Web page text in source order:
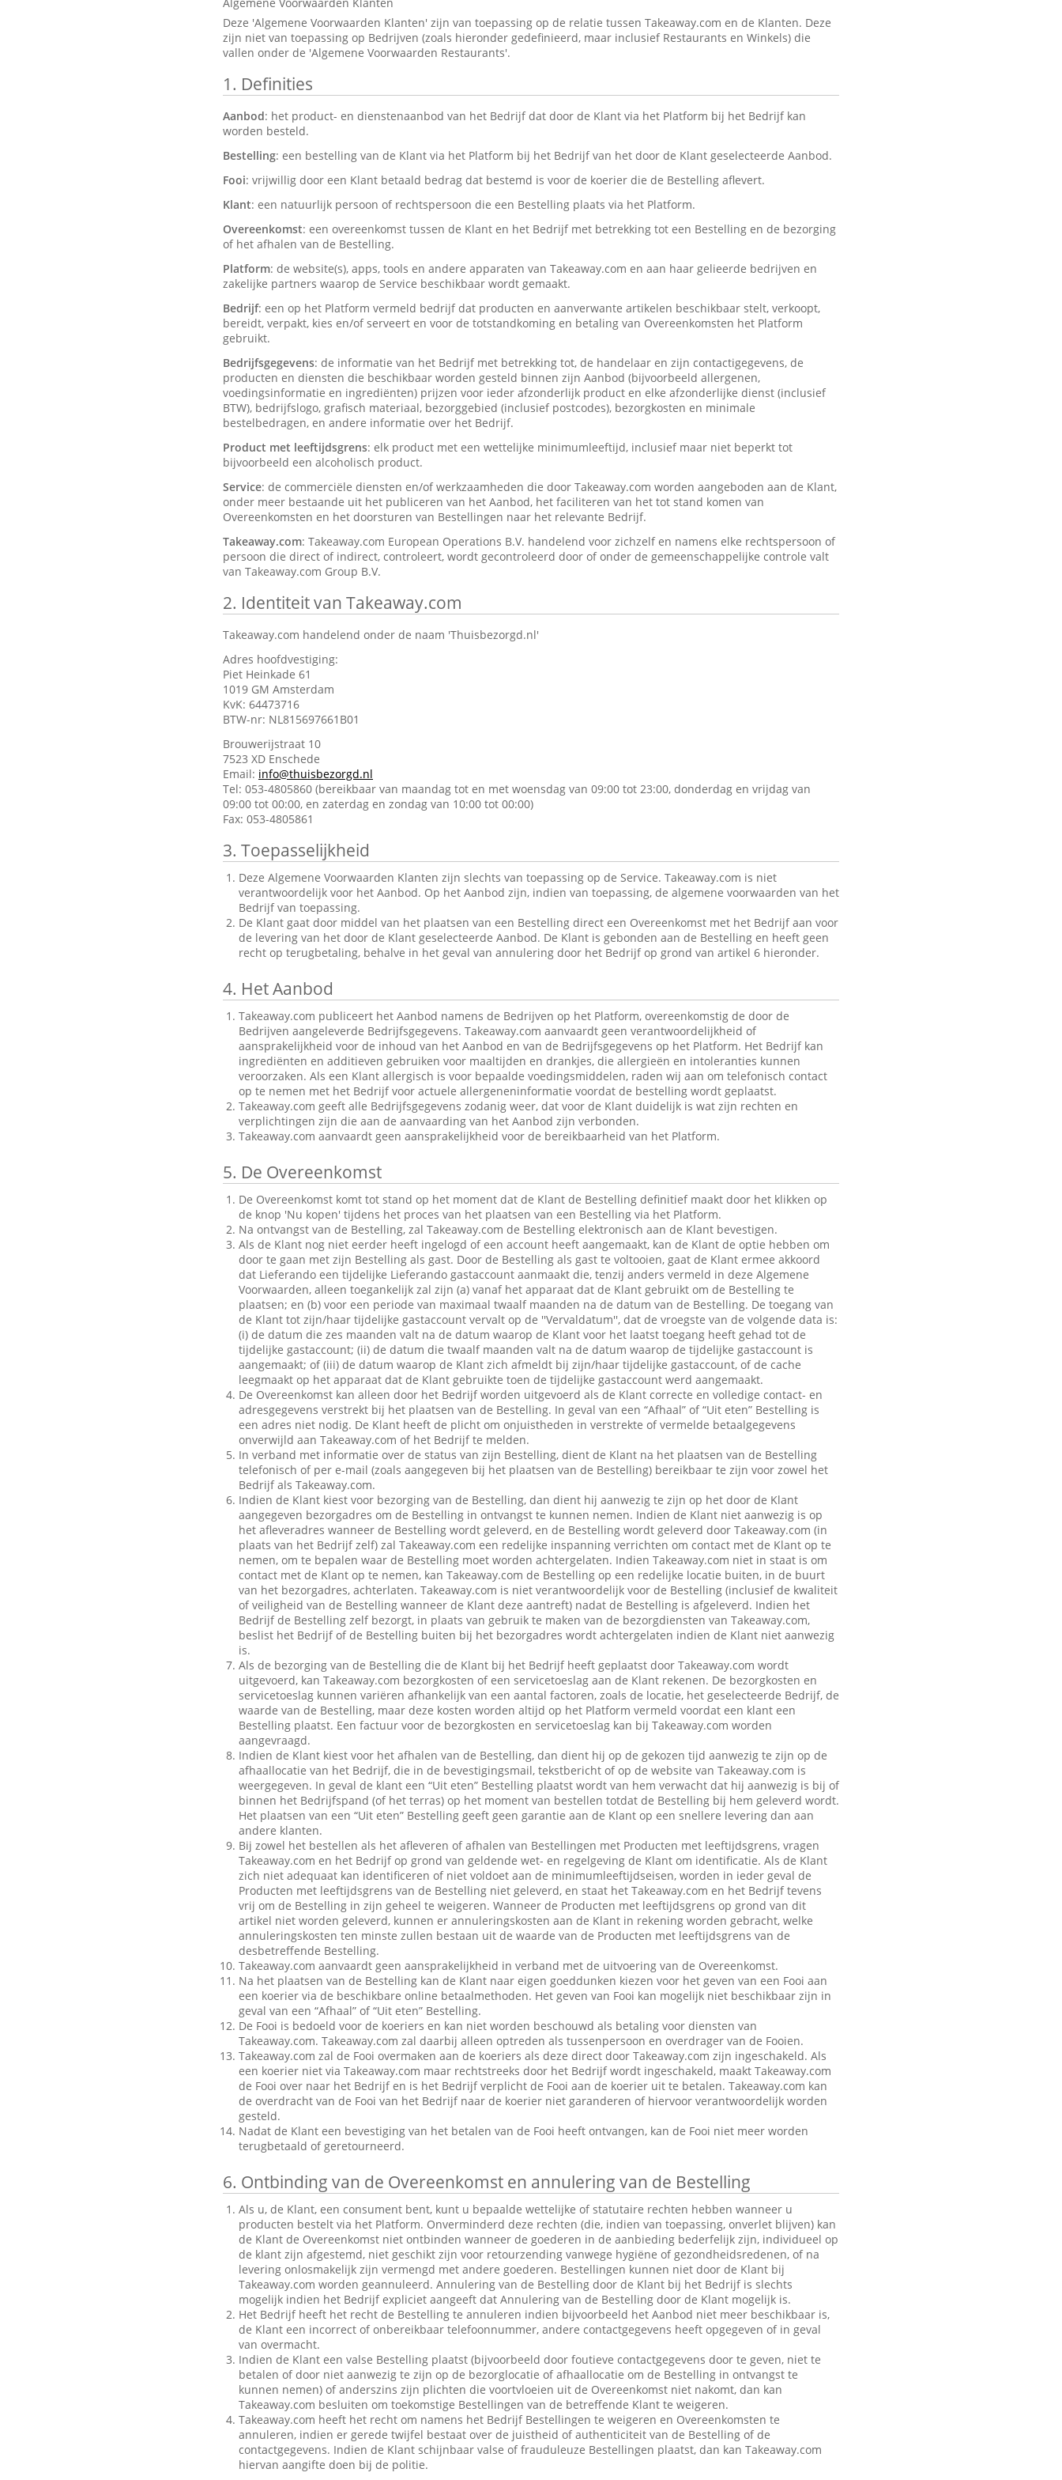
Deze 'Algemene Voorwaarden Klanten' zijn van toepassing op de relatie tussen Takeaway.com en de Klanten. Deze
zijn niet van toepassing op Bedrijven (zoals hieronder gedefinieerd, maar inclusief Restaurants en Winkels) die
vallen onder de 'Algemene Voorwaarden Restaurants'.
1. Definities
Aanbod: het product- en dienstenaanbod van het Bedrijf dat door de Klant via het Platform bij het Bedrijf kan
worden besteld.
Bestelling: een bestelling van de Klant via het Platform bij het Bedrijf van het door de Klant geselecteerde Aanbod.
Fooi: vrijwillig door een Klant betaald bedrag dat bestemd is voor de koerier die de Bestelling aflevert.
Klant: een natuurlijk persoon of rechtspersoon die een Bestelling plaats via het Platform.
Overeenkomst: een overeenkomst tussen de Klant en het Bedrijf met betrekking tot een Bestelling en de bezorging
of het afhalen van de Bestelling.
Platform: de website(s), apps, tools en andere apparaten van Takeaway.com en aan haar gelieerde bedrijven en
zakelijke partners waarop de Service beschikbaar wordt gemaakt.
Bedrijf: een op het Platform vermeld bedrijf dat producten en aanverwante artikelen beschikbaar stelt, verkoopt,
bereidt, verpakt, kies en/of serveert en voor de totstandkoming en betaling van Overeenkomsten het Platform
gebruikt.
Bedrijfsgegevens: de informatie van het Bedrijf met betrekking tot, de handelaar en zijn contactigegevens, de
producten en diensten die beschikbaar worden gesteld binnen zijn Aanbod (bijvoorbeeld allergenen,
voedingsinformatie en ingrediënten) prijzen voor ieder afzonderlijk product en elke afzonderlijke dienst (inclusief
BTW), bedrijfslogo, grafisch materiaal, bezorggebied (inclusief postcodes), bezorgkosten en minimale
bestelbedragen, en andere informatie over het Bedrijf.
Product met leeftijdsgrens: elk product met een wettelijke minimumleeftijd, inclusief maar niet beperkt tot
bijvoorbeeld een alcoholisch product.
Service: de commerciële diensten en/of werkzaamheden die door Takeaway.com worden aangeboden aan de Klant,
onder meer bestaande uit het publiceren van het Aanbod, het faciliteren van het tot stand komen van
Overeenkomsten en het doorsturen van Bestellingen naar het relevante Bedrijf.
Takeaway.com: Takeaway.com European Operations B.V. handelend voor zichzelf en namens elke rechtspersoon of
persoon die direct of indirect, controleert, wordt gecontroleerd door of onder de gemeenschappelijke controle valt
van Takeaway.com Group B.V.
2. Identiteit van Takeaway.com
Takeaway.com handelend onder de naam 'Thuisbezorgd.nl'
Adres hoofdvestiging:
Piet Heinkade 61
1019 GM Amsterdam
KvK: 64473716
BTW-nr: NL815697661B01
Brouwerijstraat 10
7523 XD Enschede
Email: info@thuisbezorgd.nl
Tel: 053-4805860 (bereikbaar van maandag tot en met woensdag van 09:00 tot 23:00, donderdag en vrijdag van
09:00 tot 00:00, en zaterdag en zondag van 10:00 tot 00:00)
Fax: 053-4805861
3. Toepasselijkheid
Deze Algemene Voorwaarden Klanten zijn slechts van toepassing op de Service. Takeaway.com is niet
verantwoordelijk voor het Aanbod. Op het Aanbod zijn, indien van toepassing, de algemene voorwaarden van het
Bedrijf van toepassing.
De Klant gaat door middel van het plaatsen van een Bestelling direct een Overeenkomst met het Bedrijf aan voor
de levering van het door de Klant geselecteerde Aanbod. De Klant is gebonden aan de Bestelling en heeft geen
recht op terugbetaling, behalve in het geval van annulering door het Bedrijf op grond van artikel 6 hieronder.
4. Het Aanbod
Takeaway.com publiceert het Aanbod namens de Bedrijven op het Platform, overeenkomstig de door de
Bedrijven aangeleverde Bedrijfsgegevens. Takeaway.com aanvaardt geen verantwoordelijkheid of
aansprakelijkheid voor de inhoud van het Aanbod en van de Bedrijfsgegevens op het Platform. Het Bedrijf kan
ingrediënten en additieven gebruiken voor maaltijden en drankjes, die allergieën en intoleranties kunnen
veroorzaken. Als een Klant allergisch is voor bepaalde voedingsmiddelen, raden wij aan om telefonisch contact
op te nemen met het Bedrijf voor actuele allergeneninformatie voordat de bestelling wordt geplaatst.
Takeaway.com geeft alle Bedrijfsgegevens zodanig weer, dat voor de Klant duidelijk is wat zijn rechten en
verplichtingen zijn die aan de aanvaarding van het Aanbod zijn verbonden.
Takeaway.com aanvaardt geen aansprakelijkheid voor de bereikbaarheid van het Platform.
5. De Overeenkomst
De Overeenkomst komt tot stand op het moment dat de Klant de Bestelling definitief maakt door het klikken op
de knop 'Nu kopen' tijdens het proces van het plaatsen van een Bestelling via het Platform.
Na ontvangst van de Bestelling, zal Takeaway.com de Bestelling elektronisch aan de Klant bevestigen.
Als de Klant nog niet eerder heeft ingelogd of een account heeft aangemaakt, kan de Klant de optie hebben om
door te gaan met zijn Bestelling als gast. Door de Bestelling als gast te voltooien, gaat de Klant ermee akkoord
dat Lieferando een tijdelijke Lieferando gastaccount aanmaakt die, tenzij anders vermeld in deze Algemene
Voorwaarden, alleen toegankelijk zal zijn (a) vanaf het apparaat dat de Klant gebruikt om de Bestelling te
plaatsen; en (b) voor een periode van maximaal twaalf maanden na de datum van de Bestelling. De toegang van
de Klant tot zijn/haar tijdelijke gastaccount vervalt op de ''Vervaldatum'', dat de vroegste van de volgende data is:
(i) de datum die zes maanden valt na de datum waarop de Klant voor het laatst toegang heeft gehad tot de
tijdelijke gastaccount; (ii) de datum die twaalf maanden valt na de datum waarop de tijdelijke gastaccount is
aangemaakt; of (iii) de datum waarop de Klant zich afmeldt bij zijn/haar tijdelijke gastaccount, of de cache
leegmaakt op het apparaat dat de Klant gebruikte toen de tijdelijke gastaccount werd aangemaakt.
De Overeenkomst kan alleen door het Bedrijf worden uitgevoerd als de Klant correcte en volledige contact- en
adresgegevens verstrekt bij het plaatsen van de Bestelling. In geval van een “Afhaal” of “Uit eten” Bestelling is
een adres niet nodig. De Klant heeft de plicht om onjuistheden in verstrekte of vermelde betaalgegevens
onverwijld aan Takeaway.com of het Bedrijf te melden.
In verband met informatie over de status van zijn Bestelling, dient de Klant na het plaatsen van de Bestelling
telefonisch of per e-mail (zoals aangegeven bij het plaatsen van de Bestelling) bereikbaar te zijn voor zowel het
Bedrijf als Takeaway.com.
Indien de Klant kiest voor bezorging van de Bestelling, dan dient hij aanwezig te zijn op het door de Klant
aangegeven bezorgadres om de Bestelling in ontvangst te kunnen nemen. Indien de Klant niet aanwezig is op
het afleveradres wanneer de Bestelling wordt geleverd, en de Bestelling wordt geleverd door Takeaway.com (in
plaats van het Bedrijf zelf) zal Takeaway.com een redelijke inspanning verrichten om contact met de Klant op te
nemen, om te bepalen waar de Bestelling moet worden achtergelaten. Indien Takeaway.com niet in staat is om
contact met de Klant op te nemen, kan Takeaway.com de Bestelling op een redelijke locatie buiten, in de buurt
van het bezorgadres, achterlaten. Takeaway.com is niet verantwoordelijk voor de Bestelling (inclusief de kwaliteit
of veiligheid van de Bestelling wanneer de Klant deze aantreft) nadat de Bestelling is afgeleverd. Indien het
Bedrijf de Bestelling zelf bezorgt, in plaats van gebruik te maken van de bezorgdiensten van Takeaway.com,
beslist het Bedrijf of de Bestelling buiten bij het bezorgadres wordt achtergelaten indien de Klant niet aanwezig
is.
Als de bezorging van de Bestelling die de Klant bij het Bedrijf heeft geplaatst door Takeaway.com wordt
uitgevoerd, kan Takeaway.com bezorgkosten of een servicetoeslag aan de Klant rekenen. De bezorgkosten en
servicetoeslag kunnen variëren afhankelijk van een aantal factoren, zoals de locatie, het geselecteerde Bedrijf, de
waarde van de Bestelling, maar deze kosten worden altijd op het Platform vermeld voordat een klant een
Bestelling plaatst. Een factuur voor de bezorgkosten en servicetoeslag kan bij Takeaway.com worden
aangevraagd.
Indien de Klant kiest voor het afhalen van de Bestelling, dan dient hij op de gekozen tijd aanwezig te zijn op de
afhaallocatie van het Bedrijf, die in de bevestigingsmail, tekstbericht of op de website van Takeaway.com is
weergegeven. In geval de klant een “Uit eten” Bestelling plaatst wordt van hem verwacht dat hij aanwezig is bij of
binnen het Bedrijfspand (of het terras) op het moment van bestellen totdat de Bestelling bij hem geleverd wordt.
Het plaatsen van een “Uit eten” Bestelling geeft geen garantie aan de Klant op een snellere levering dan aan
andere klanten.
Bij zowel het bestellen als het afleveren of afhalen van Bestellingen met Producten met leeftijdsgrens, vragen
Takeaway.com en het Bedrijf op grond van geldende wet- en regelgeving de Klant om identificatie. Als de Klant
zich niet adequaat kan identificeren of niet voldoet aan de minimumleeftijdseisen, worden in ieder geval de
Producten met leeftijdsgrens van de Bestelling niet geleverd, en staat het Takeaway.com en het Bedrijf tevens
vrij om de Bestelling in zijn geheel te weigeren. Wanneer de Producten met leeftijdsgrens op grond van dit
artikel niet worden geleverd, kunnen er annuleringskosten aan de Klant in rekening worden gebracht, welke
annuleringskosten ten minste zullen bestaan uit de waarde van de Producten met leeftijdsgrens van de
desbetreffende Bestelling.
Takeaway.com aanvaardt geen aansprakelijkheid in verband met de uitvoering van de Overeenkomst.
Na het plaatsen van de Bestelling kan de Klant naar eigen goeddunken kiezen voor het geven van een Fooi aan
een koerier via de beschikbare online betaalmethoden. Het geven van Fooi kan mogelijk niet beschikbaar zijn in
geval van een “Afhaal” of “Uit eten” Bestelling.
De Fooi is bedoeld voor de koeriers en kan niet worden beschouwd als betaling voor diensten van
Takeaway.com. Takeaway.com zal daarbij alleen optreden als tussenpersoon en overdrager van de Fooien.
Takeaway.com zal de Fooi overmaken aan de koeriers als deze direct door Takeaway.com zijn ingeschakeld. Als
een koerier niet via Takeaway.com maar rechtstreeks door het Bedrijf wordt ingeschakeld, maakt Takeaway.com
de Fooi over naar het Bedrijf en is het Bedrijf verplicht de Fooi aan de koerier uit te betalen. Takeaway.com kan
de overdracht van de Fooi van het Bedrijf naar de koerier niet garanderen of hiervoor verantwoordelijk worden
gesteld.
Nadat de Klant een bevestiging van het betalen van de Fooi heeft ontvangen, kan de Fooi niet meer worden
terugbetaald of geretourneerd.
6. Ontbinding van de Overeenkomst en annulering van de Bestelling
Als u, de Klant, een consument bent, kunt u bepaalde wettelijke of statutaire rechten hebben wanneer u
producten bestelt via het Platform. Onverminderd deze rechten (die, indien van toepassing, onverlet blijven) kan
de Klant de Overeenkomst niet ontbinden wanneer de goederen in de aanbieding bederfelijk zijn, individueel op
de klant zijn afgestemd, niet geschikt zijn voor retourzending vanwege hygiëne of gezondheidsredenen, of na
levering onlosmakelijk zijn vermengd met andere goederen. Bestellingen kunnen niet door de Klant bij
Takeaway.com worden geannuleerd. Annulering van de Bestelling door de Klant bij het Bedrijf is slechts
mogelijk indien het Bedrijf expliciet aangeeft dat Annulering van de Bestelling door de Klant mogelijk is.
Het Bedrijf heeft het recht de Bestelling te annuleren indien bijvoorbeeld het Aanbod niet meer beschikbaar is,
de Klant een incorrect of onbereikbaar telefoonnummer, andere contactgegevens heeft opgegeven of in geval
van overmacht.
Indien de Klant een valse Bestelling plaatst (bijvoorbeeld door foutieve contactgegevens door te geven, niet te
betalen of door niet aanwezig te zijn op de bezorglocatie of afhaallocatie om de Bestelling in ontvangst te
kunnen nemen) of anderszins zijn plichten die voortvloeien uit de Overeenkomst niet nakomt, dan kan
Takeaway.com besluiten om toekomstige Bestellingen van de betreffende Klant te weigeren.
Takeaway.com heeft het recht om namens het Bedrijf Bestellingen te weigeren en Overeenkomsten te
annuleren, indien er gerede twijfel bestaat over de juistheid of authenticiteit van de Bestelling of de
contactgegevens. Indien de Klant schijnbaar valse of frauduleuze Bestellingen plaatst, dan kan Takeaway.com
hiervan aangifte doen bij de politie.